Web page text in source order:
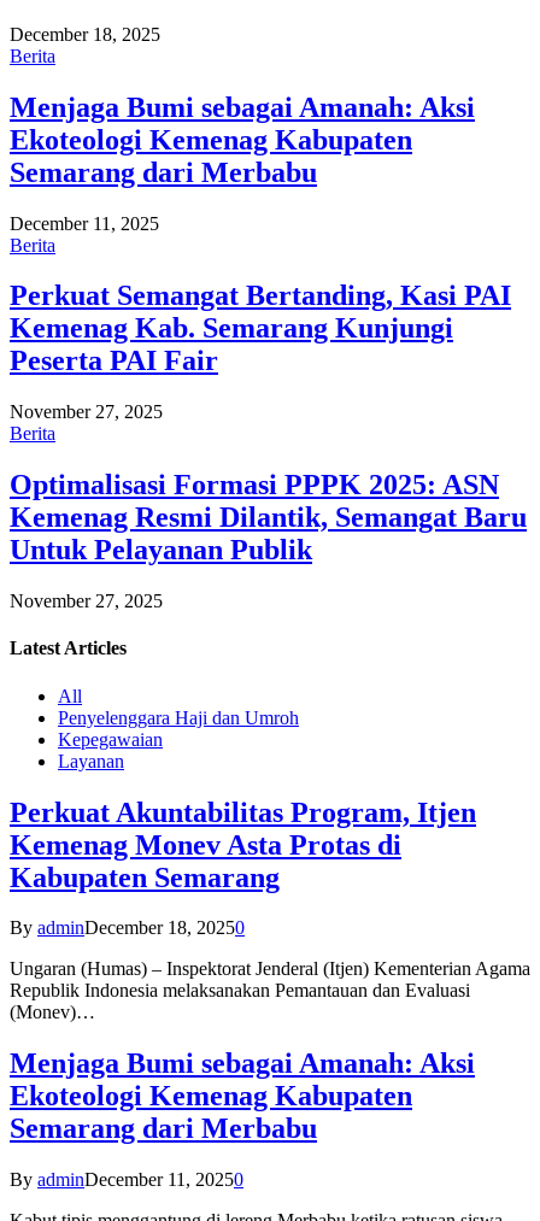
December 18, 2025
Berita
Menjaga Bumi sebagai Amanah: Aksi
Ekoteologi Kemenag Kabupaten
Semarang dari Merbabu
December 11, 2025
Berita
Perkuat Semangat Bertanding, Kasi PAI
Kemenag Kab. Semarang Kunjungi
Peserta PAI Fair
November 27, 2025
Berita
Optimalisasi Formasi PPPK 2025: ASN
Kemenag Resmi Dilantik, Semangat Baru
Untuk Pelayanan Publik
November 27, 2025
Latest Articles
All
Penyelenggara Haji dan Umroh
Kepegawaian
Layanan
Perkuat Akuntabilitas Program, Itjen
Kemenag Monev Asta Protas di
Kabupaten Semarang
By adminDecember 18, 20250
Ungaran (Humas) – Inspektorat Jenderal (Itjen) Kementerian Agama
Republik Indonesia melaksanakan Pemantauan dan Evaluasi
(Monev)…
Menjaga Bumi sebagai Amanah: Aksi
Ekoteologi Kemenag Kabupaten
Semarang dari Merbabu
By adminDecember 11, 20250